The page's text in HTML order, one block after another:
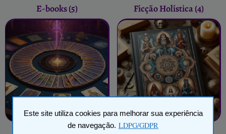
Este site utiliza cookies para melhorar sua experiência
de navegação. LDPG/GDPR
E-books(5) Ficção Holística(4)